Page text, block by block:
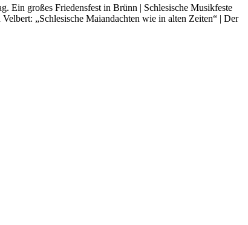
Ein gro­ßes Frie­dens­fest in Brünn | Schle­si­sche Musik­fes­te
„Schle­si­sche Mai­an­dach­ten wie in alten Zei­ten“ | Der